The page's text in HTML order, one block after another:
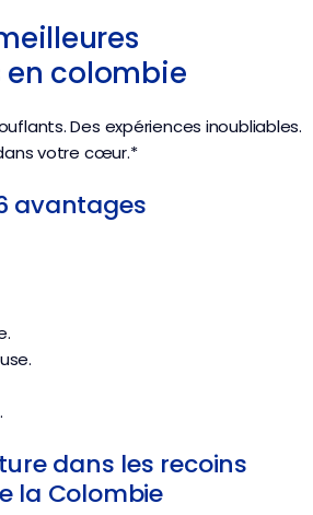
colombie
Des expériences inoubliables.
votre cœur.*
avantages
dans les recoins
la Colombie